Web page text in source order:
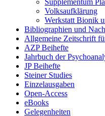
Volksaufklärung
Werkstatt Bionik
Bibliographien und
Allgemeine Zeitschrift
AZP Beihefte
Jahrbuch der
JP Beihefte
Steiner Studies
Einzelausgaben
Open-Access
eBooks
Gelegenheiten